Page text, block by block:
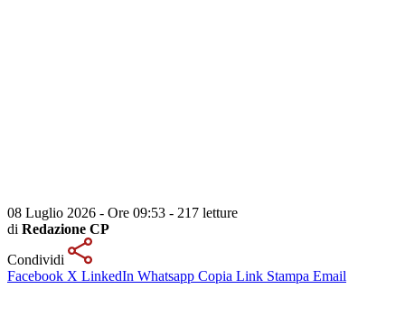
08 Luglio 2026 - Ore 09:53 - 217 letture
di Redazione CP
Condividi
Facebook X LinkedIn Whatsapp Copia Link Stampa Email